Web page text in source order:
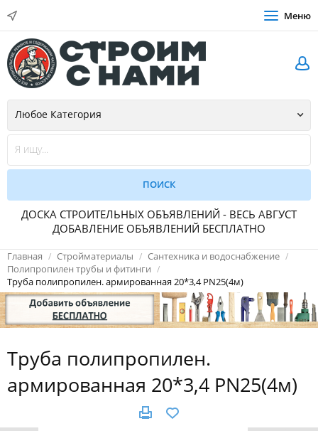
Меню
ДОСКА СТРОИТЕЛЬНЫХ ОБЪЯВЛЕНИЙ - ВЕСЬ АВГУСТ
ДОБАВЛЕНИЕ ОБЪЯВЛЕНИЙ БЕСПЛАТНО
Главная Стройматериалы
Сантехника и водоснабжение
Полипропилен трубы и фитинги
Труба полипропилен. армированная 20*3,4 PN25(4м)
Труба полипропилен.
армированная 20*3,4 PN25(4м)